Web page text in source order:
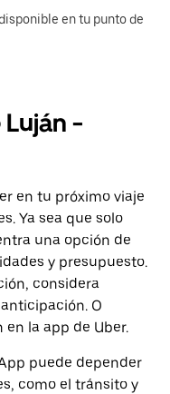
en tu punto de
-
en tu próximo viaje
Ya sea que solo
una opción de
y presupuesto.
considera
O
la app de Uber.
puede depender
como el tránsito y